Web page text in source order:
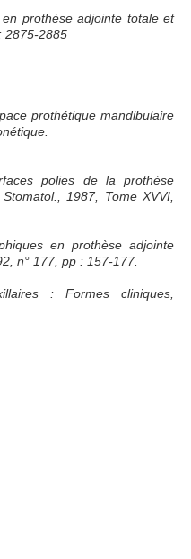
prothèse adjointe totale et
2875-2885
prothétique mandibulaire
polies de la prothèse
1987, Tome XVVI,
en prothèse adjointe
n° 177, pp : 157-177.
: Formes cliniques,